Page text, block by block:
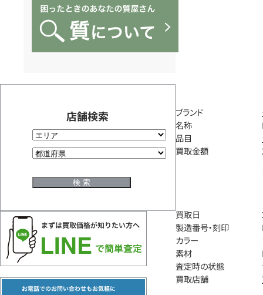
店舗検索 ブランド
名称
品目
買取金額
買取日
製造番号・刻印
カラー
素材
査定時の状態
買取店舗